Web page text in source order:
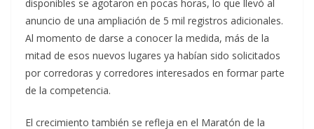
disponibles se agotaron en pocas horas, lo que llevó al
anuncio de una ampliación de 5 mil registros adicionales.
Al momento de darse a conocer la medida, más de la
mitad de esos nuevos lugares ya habían sido solicitados
por corredoras y corredores interesados en formar parte
de la competencia.
El crecimiento también se refleja en el Maratón de la